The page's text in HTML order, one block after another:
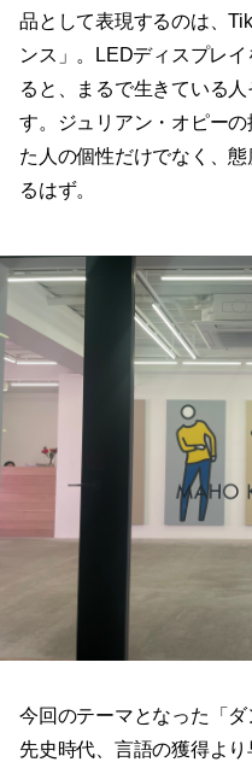
品として表現するのは、
ンス」。LEDディスプレ
ると、まるで生きている
す。ジュリアン・オピー
た人の個性だけでなく、
るはず。
今回のテーマとなった「
先史時代、言語の獲得よ